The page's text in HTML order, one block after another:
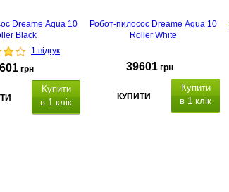
Dreame Aqua 10
Black
1 відгук
грн
Купити
в 1 клік
Робот-пилосос Dreame Aqua 10
Roller White
39601 грн
КУПИТИ
Купити
в 1 клік